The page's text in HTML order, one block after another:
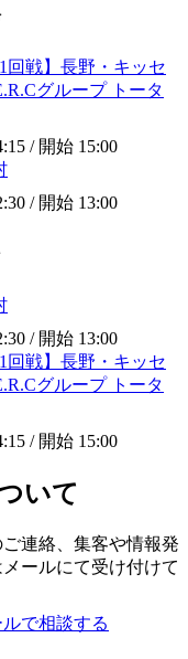
回戦】長野・キッセ
グループ トータ
/ 開始 15:00
/ 開始 13:00
/ 開始 13:00
回戦】長野・キッセ
グループ トータ
/ 開始 15:00
いて
連絡、集客や情報発
ールにて受け付けて
ルで相談する